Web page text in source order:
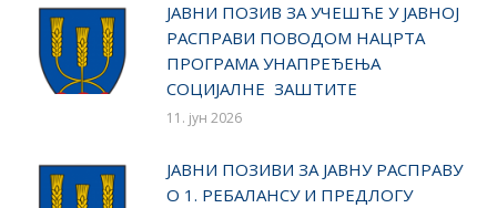
ЈАВНИ ПОЗИВ ЗА УЧЕШЋЕ У ЈАВНОЈ
РАСПРАВИ ПОВОДОМ НАЦРТА
ПРОГРАМА УНАПРЕЂЕЊА
СОЦИЈАЛНЕ ЗАШТИТЕ
11. јун 2026
ЈАВНИ ПОЗИВИ ЗА ЈАВНУ РАСПРАВУ
О 1. РЕБАЛАНСУ И ПРЕДЛОГУ